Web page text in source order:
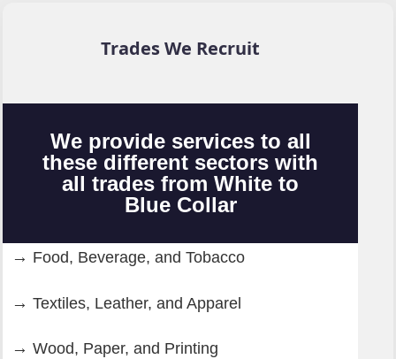
Trades We Recruit
We provide services to all
these different sectors with
all trades from White to
Blue Collar
Food, Beverage, and Tobacco
Textiles, Leather, and Apparel
Wood, Paper, and Printing